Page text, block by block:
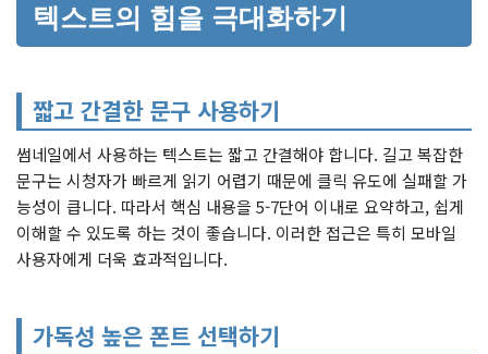
텍스트의 힘을 극대화하기
짧고 간결한 문구 사용하기
썸네일에서 사용하는 텍스트는 짧고 간결해야 합니다. 길고 복잡한
문구는 시청자가 빠르게 읽기 어렵기 때문에 클릭 유도에 실패할 가
능성이 큽니다. 따라서 핵심 내용을 5-7단어 이내로 요약하고, 쉽게
이해할 수 있도록 하는 것이 좋습니다. 이러한 접근은 특히 모바일
사용자에게 더욱 효과적입니다.
가독성 높은 폰트 선택하기